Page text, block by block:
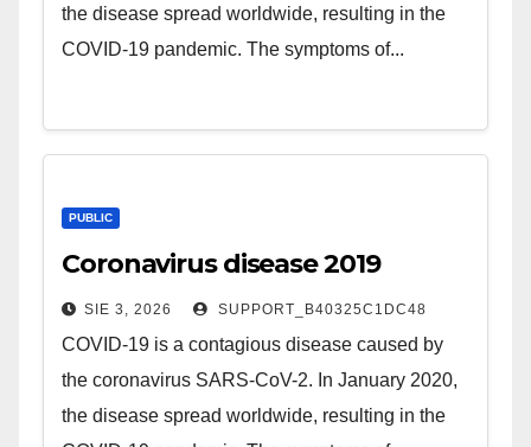
the disease spread worldwide, resulting in the
COVID-19 pandemic. The symptoms of...
PUBLIC
Coronavirus disease 2019
SIE 3, 2026 SUPPORT_B40325C1DC48
COVID-19 is a contagious disease caused by
the coronavirus SARS-CoV-2. In January 2020,
the disease spread worldwide, resulting in the